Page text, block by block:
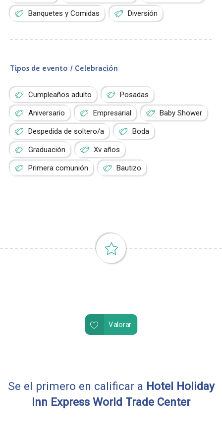
Banquetes y Comidas Diversión
Tipos de evento / Celebración
Cumpleaños adulto Posadas
Aniversario Empresarial Baby Shower
Despedida de soltero/a Boda
Graduación Xv años
Primera comunión Bautizo
Valorar
Se el primero en calificar a Hotel Holiday
Inn Express World Trade Center